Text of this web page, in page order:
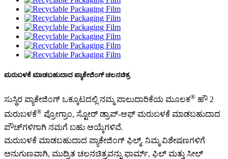
ಮರುಬಳಕೆ ಮಾಡಬಹುದಾದ ಪ್ಯಾಕೇಜಿಂಗ್ ಚಲನಚಿತ್ರ
ಸುಸ್ಥಿರ ಪ್ಯಾಕೇಜಿಂಗ್ ಒಕ್ಕೂಟದಲ್ಲಿ ನಮ್ಮ ಪಾಲುದಾರಿಕೆಯ ಮೂಲಕ® ಹೌ 2
ಮರುಬಳಕೆ® ಪ್ರೋಗ್ರಾಂ, ಸ್ಟೋರ್ ಡ್ರಾಪ್-ಆಫ್ ಮರುಬಳಕೆ ಮಾಡಬಹುದಾದ
ಪೌಚ್‌ಗಳಿಗಾಗಿ ನಮಗೆ ಬಹು ಆಯ್ಕೆಗಳಿವೆ.
ಮರುಬಳಕೆ ಮಾಡಬಹುದಾದ ಪ್ಯಾಕೇಜಿಂಗ್ ಫಿಲ್ಮ್. ನಿಮ್ಮ ವಿಶೇಷಣಗಳಿಗೆ
ಅನುಗುಣವಾಗಿ, ಮುದ್ರಿತ ಚಲನಚಿತ್ರವನ್ನು ಫಾರ್ಮ್, ಫಿಲ್ ಮತ್ತು ಸೀಲ್